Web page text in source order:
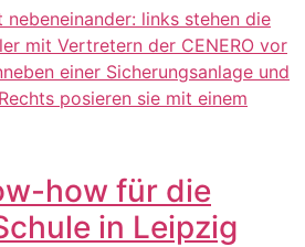
how für die
in Leipzig